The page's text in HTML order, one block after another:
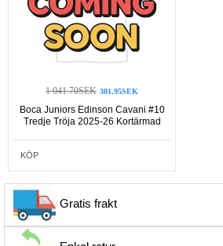
1 041.70SEK 301.95SEK
Boca Juniors Edinson Cavani #10
Tredje Tröja 2025-26 Kortärmad
KÖP
Gratis frakt